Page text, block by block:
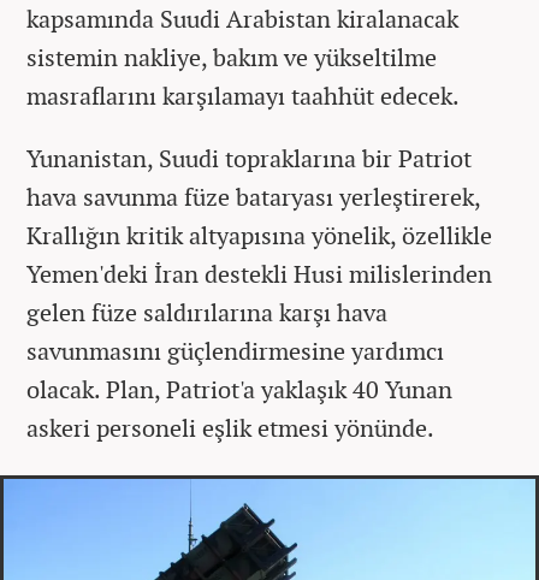
kapsamında Suudi Arabistan kiralanacak
sistemin nakliye, bakım ve yükseltilme
masraflarını karşılamayı taahhüt edecek.
Yunanistan, Suudi topraklarına bir Patriot
hava savunma füze bataryası yerleştirerek,
Krallığın kritik altyapısına yönelik, özellikle
Yemen'deki İran destekli Husi milislerinden
gelen füze saldırılarına karşı hava
savunmasını güçlendirmesine yardımcı
olacak. Plan, Patriot'a yaklaşık 40 Yunan
askeri personeli eşlik etmesi yönünde.